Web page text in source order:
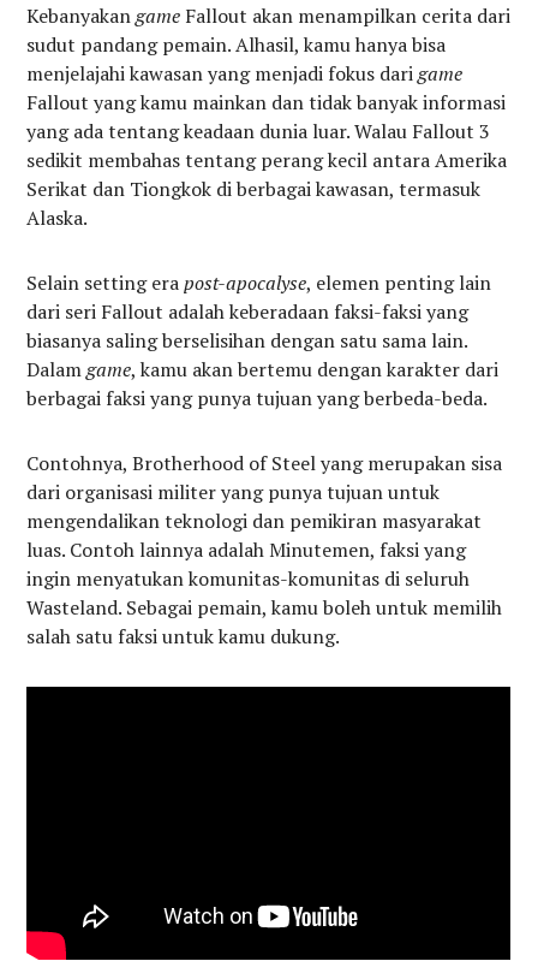
Kebanyakangame Fallout akan menampilkan cerita dari
sudut pandang pemain. Alhasil, kamu hanya bisa
menjelajahi kawasan yang menjadi fokus darigame
Fallout yang kamu mainkan dan tidak banyak informasi
yang ada tentang keadaan dunia luar. Walau Fallout 3
sedikit membahas tentang perang kecil antara Amerika
Serikat dan Tiongkok di berbagai kawasan, termasuk
Alaska.
Selain setting erapost-apocalyse, elemen penting lain
dari seri Fallout adalah keberadaan faksi-faksi yang
biasanya saling berselisihan dengan satu sama lain.
Dalamgame, kamu akan bertemu dengan karakter dari
berbagai faksi yang punya tujuan yang berbeda-beda.
Contohnya, Brotherhood of Steel yang merupakan sisa
dari organisasi militer yang punya tujuan untuk
mengendalikan teknologi dan pemikiran masyarakat
luas. Contoh lainnya adalah Minutemen, faksi yang
ingin menyatukan komunitas-komunitas di seluruh
Wasteland. Sebagai pemain, kamu boleh untuk memilih
salah satu faksi untuk kamu dukung.